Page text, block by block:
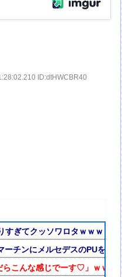
ID:dtHWCBR40
すぎてクッソワロタｗｗｗｗ
ーチンにメルセデスのPUを載
らこんな感じでーす♡」ｗｗｗ